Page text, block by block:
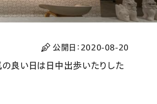
公開日： 2020-08-20
の良い日は日中出歩いたりした